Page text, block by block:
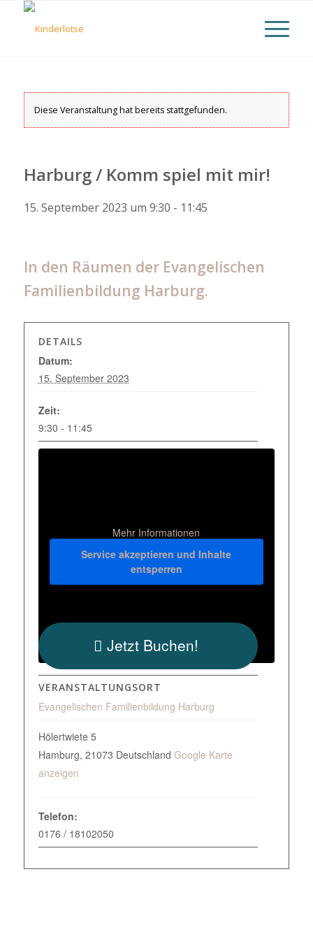
Diese Veranstaltung hat bereits stattgefunden.
Harburg / Komm spiel mit mir!
15. September 2023 um 9:30 - 11:45
In den Räumen der Evangelischen
Familienbildung Harburg.
DETAILS
Datum:
15. September 2023
Zeit:
9:30 - 11:45
VERANSTALTUNGSORT
Evangelischen Familienbildung Harburg
Hölertwiete 5
Hamburg, 21073 Deutschland Google Karte
anzeigen
Telefon:
0176 / 18102050
Mehr Informationen
Service akzeptieren und Inhalte
entsperren
Jetzt Buchen!